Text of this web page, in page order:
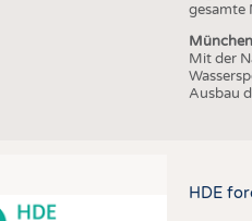
gesamte
Mit der
Ausbau
HDE